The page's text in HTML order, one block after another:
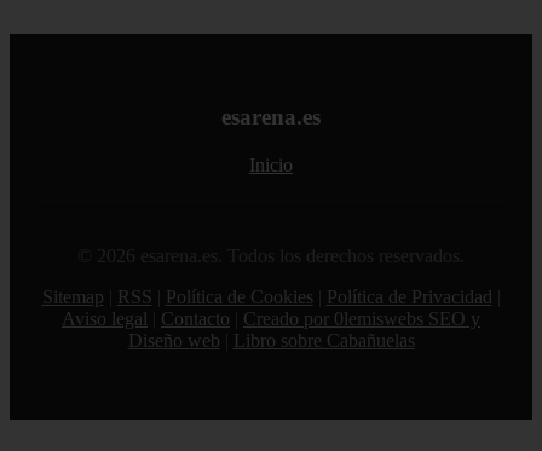
esarena.es
Inicio
© 2026 esarena.es. Todos los derechos reservados.
Sitemap
RSS Política de Cookies Política de Privacidad
Aviso legal
Contacto
Creado por 0lemiswebs SEO y
Diseño web
Libro sobre Cabañuelas